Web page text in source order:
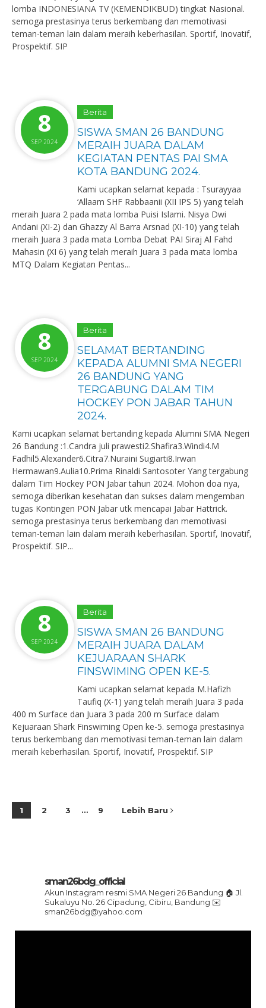
lomba INDONESIANA TV (KEMENDIKBUD) tingkat Nasional.
semoga prestasinya terus berkembang dan memotivasi
teman-teman lain dalam meraih keberhasilan. Sportif, Inovatif,
Prospektif. SIP ️
8
SEP 2024
Berita
SISWA SMAN 26 BANDUNG
MERAIH JUARA DALAM
KEGIATAN PENTAS PAI SMA
KOTA BANDUNG 2024.
Kami ucapkan selamat kepada : Tsurayyaa
‘Allaam SHF Rabbaanii (XII IPS 5) yang telah
meraih Juara 2 pada mata lomba Puisi Islami. Nisya Dwi
Andani (XI-2) dan Ghazzy Al Barra Arsnad (XI-10) yang telah
meraih Juara 3 pada mata Lomba Debat PAI Siraj Al Fahd
Mahasin (XI 6) yang telah meraih Juara 3 pada mata lomba
MTQ Dalam Kegiatan Pentas...
8
SEP 2024
Berita
SELAMAT BERTANDING
KEPADA ALUMNI SMA NEGERI
26 BANDUNG YANG
TERGABUNG DALAM TIM
HOCKEY PON JABAR TAHUN
2024.
Kami ucapkan selamat bertanding kepada Alumni SMA Negeri
26 Bandung :1.Candra juli prawesti2.Shafira3.Windi4.M
Fadhil5.Alexander6.Citra7.Nuraini Sugiarti8.Irwan
Hermawan9.Aulia10.Prima Rinaldi Santosoter Yang tergabung
dalam Tim Hockey PON Jabar tahun 2024. Mohon doa nya,
semoga diberikan kesehatan dan sukses dalam mengemban
tugas Kontingen PON Jabar utk mencapai Jabar Hattrick.
semoga prestasinya terus berkembang dan memotivasi
teman-teman lain dalam meraih keberhasilan. Sportif, Inovatif,
Prospektif. SIP...
8
SEP 2024
Berita
SISWA SMAN 26 BANDUNG
MERAIH JUARA DALAM
KEJUARAAN SHARK
FINSWIMING OPEN KE-5.
Kami ucapkan selamat kepada M.Hafizh
Taufiq (X-1) yang telah meraih Juara 3 pada
400 m Surface dan Juara 3 pada 200 m Surface dalam
Kejuaraan Shark Finswiming Open ke-5. semoga prestasinya
terus berkembang dan memotivasi teman-teman lain dalam
meraih keberhasilan. Sportif, Inovatif, Prospektif. SIP ️
1 2 3 … 9 Lebih Baru
sman26bdg_official
Akun Instagram resmi SMA Negeri 26 Bandung 🏠 Jl.
Sukaluyu No. 26 Cipadung, Cibiru, Bandung ✉️
sman26bdg@yahoo.com